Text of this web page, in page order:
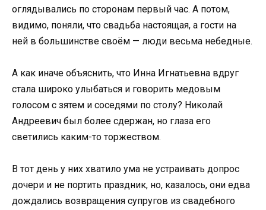
оглядывались по сторонам первый час. А потом,
видимо, поняли, что свадьба настоящая, а гости на
ней в большинстве своём — люди весьма небедные.
А как иначе объяснить, что Инна Игнатьевна вдруг
стала широко улыбаться и говорить медовым
голосом с зятем и соседями по столу? Николай
Андреевич был более сдержан, но глаза его
светились каким-то торжеством.
В тот день у них хватило ума не устраивать допрос
дочери и не портить праздник, но, казалось, они едва
дождались возвращения супругов из свадебного